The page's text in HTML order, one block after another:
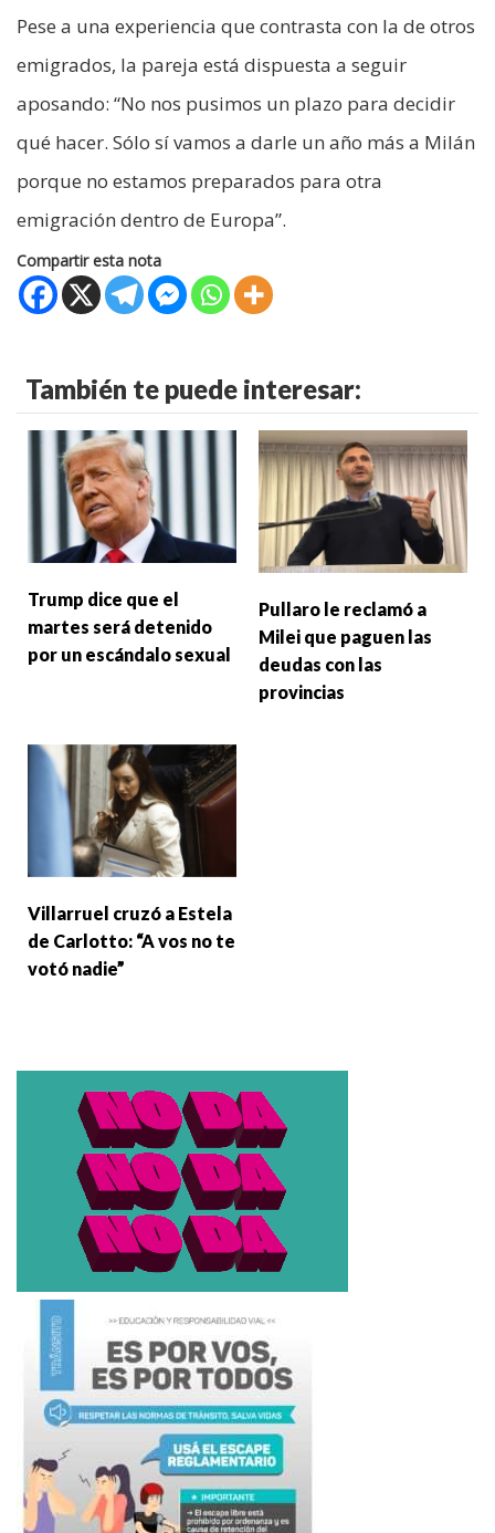
Pese a una experiencia que contrasta con la de otros
emigrados, la pareja está dispuesta a seguir
aposando: “No nos pusimos un plazo para decidir
qué hacer. Sólo sí vamos a darle un año más a Milán
porque no estamos preparados para otra
emigración dentro de Europa”.
Compartir esta nota
También te puede interesar:
Trump dice que el
martes será detenido
por un escándalo sexual
Pullaro le reclamó a
Milei que paguen las
deudas con las
provincias
Villarruel cruzó a Estela
de Carlotto: “A vos no te
votó nadie”